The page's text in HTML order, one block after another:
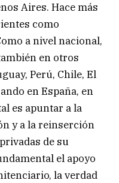
Aires. Hace más
como
a nivel nacional,
en otros
Perú, Chile, El
en España, en
es apuntar a la
y a la reinserción
de su
el apoyo
la verdad